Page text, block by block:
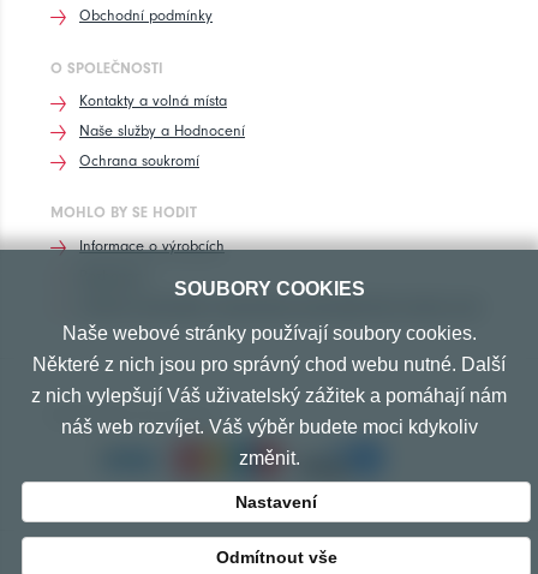
Obchodní podmínky
O SPOLEČNOSTI
Kontakty a volná místa
Naše služby a Hodnocení
Ochrana soukromí
MOHLO BY SE HODIT
Informace o výrobcích
PŘIJÍMÁME TYTO PLATBY
SOUBORY COOKIES
Naše webové stránky používají soubory cookies.
Některé z nich jsou pro správný chod webu nutné. Další
z nich vylepšují Váš uživatelský zážitek a pomáhají nám
náš web rozvíjet. Váš výběr budete moci kdykoliv
změnit.
Nastavení
Odmítnout vše